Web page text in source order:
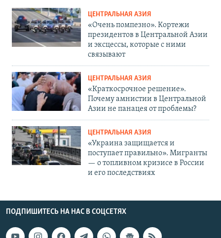
ЦЕНТРАЛЬНАЯ АЗИЯ
«Очень помпезно». Кортежи
президентов в Центральной Азии
и эксцессы, которые с ними
связывают
ЦЕНТРАЛЬНАЯ АЗИЯ
«Краткосрочное решение».
Почему амнистии в Центральной
Азии не панацея от проблемы?
ЦЕНТРАЛЬНАЯ АЗИЯ
«Украина защищается и
поступает правильно». Мигранты
— о топливном кризисе в России
и его последствиях
ПОДПИШИТЕСЬ НА НАС В СОЦСЕТЯХ